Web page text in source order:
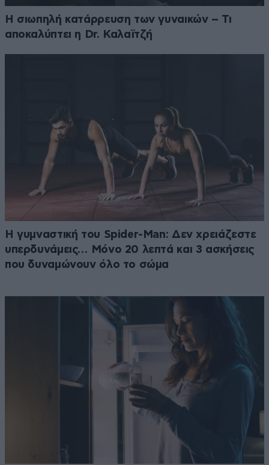
Η σιωπηλή κατάρρευση των γυναικών – Τι
αποκαλύπτει η Dr. Καλαϊτζή
Η γυμναστική του Spider-Man: Δεν χρειάζεστε
υπερδυνάμεις… Μόνο 20 λεπτά και 3 ασκήσεις
που δυναμώνουν όλο το σώμα